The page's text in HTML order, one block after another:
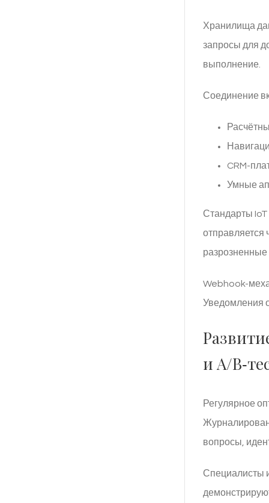
Хранилища
запросы для
выполнение.
Соединение
CRM-
Умные
Стандарты
отправляется
Webhook-
Уведомления
и A/
Регулярное
вопросы,
Специалисты